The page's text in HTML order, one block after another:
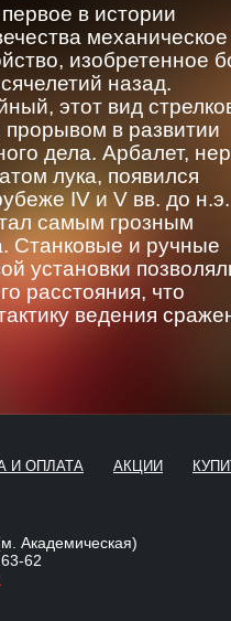
в истории
механическое
изобретенное
назад.
этот вид
в развитии
дела. Арбалет,
лука, появился
IV и V вв. до
самым грозным
Станковые и ручные
установки
расстояния, что
ведения
И ОПЛАТА АКЦИИ
Академическая)
62